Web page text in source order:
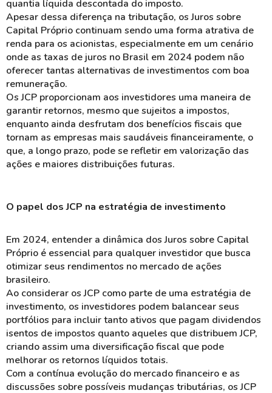
quantia líquida descontada do imposto.
Apesar dessa diferença na tributação, osJuros sobre
Capital Próprio continuam sendo uma forma atrativa de
renda para os acionistas, especialmente em um cenário
onde as taxas de juros no Brasil em 2024 podem não
oferecer tantas alternativas de investimentos com boa
remuneração.
Os JCP proporcionam aos investidores uma maneira de
garantir retornos, mesmo que sujeitos a impostos,
enquanto ainda desfrutam dos benefícios fiscais que
tornam as empresas mais saudáveis financeiramente, o
que, a longo prazo, pode se refletir em valorização das
ações e maiores distribuições futuras.
O papel dos JCP na estratégia de investimento
Em 2024, entender a dinâmica dosJuros sobre Capital
Próprio é essencial para qualquer investidor que busca
otimizarseus rendimentos no mercado de ações
brasileiro.
Ao considerar os JCP como parte de uma estratégia de
investimento, os investidores podem balancearseus
portfólios para incluir tanto ativos que pagam dividendos
isentos de impostos quanto aqueles que distribuem JCP,
criando assim uma diversificação fiscal que pode
melhorar os retornos líquidos totais.
Com a contínua evolução do mercado financeiro e as
discussões sobre possíveis mudanças tributárias, os JCP